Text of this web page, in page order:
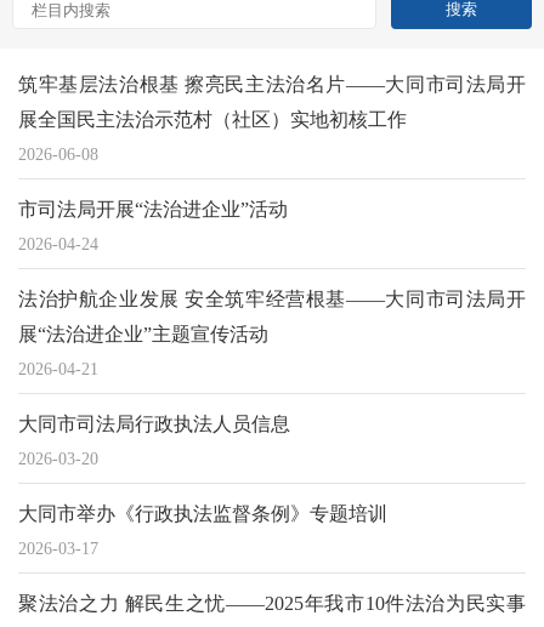
筑牢基层法治根基 擦亮民主法治名片——大同市司法局开
展全国民主法治示范村（社区）实地初核工作
2026-06-08
市司法局开展“法治进企业”活动
2026-04-24
法治护航企业发展 安全筑牢经营根基——大同市司法局开
展“法治进企业”主题宣传活动
2026-04-21
大同市司法局行政执法人员信息
2026-03-20
大同市举办《行政执法监督条例》专题培训
2026-03-17
聚法治之力 解民生之忧——2025年我市10件法治为民实事